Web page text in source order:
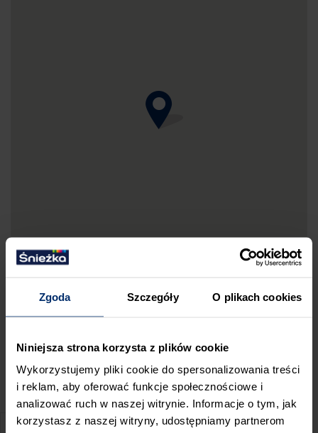
Zgoda Szczegóły O plikach cookies
Niniejsza strona korzysta z plików cookie
Wykorzystujemy pliki cookie do spersonalizowania treści
i reklam, aby oferować funkcje społecznościowe i
analizować ruch w naszej witrynie. Informacje o tym, jak
korzystasz z naszej witryny, udostępniamy partnerom
ZGŁOŚ BŁĄD
PRZED WIZYTĄ W SKLEPIE POLECAMY: